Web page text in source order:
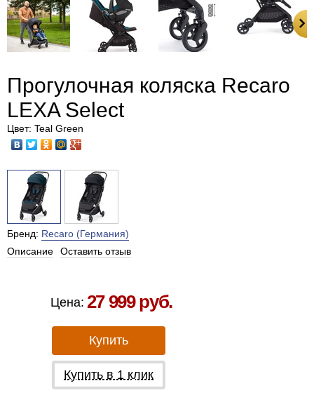
Прогулочная коляска Recaro
LEXA Select
Цвет: Teal Green
Бренд: Recaro (Германия)
Описание
Оставить отзыв
Цена: 27 999 руб.
Купить
Купить в 1 клик